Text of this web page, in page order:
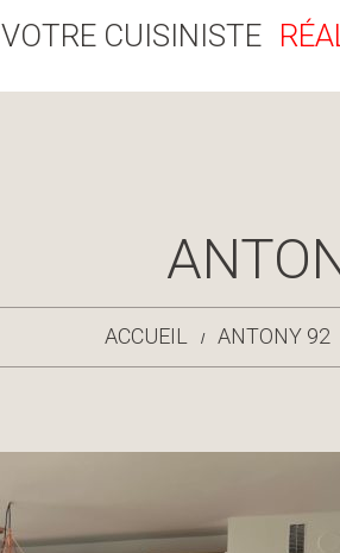
VOTRE CUISINISTE
ACCUEIL ANTONY 92